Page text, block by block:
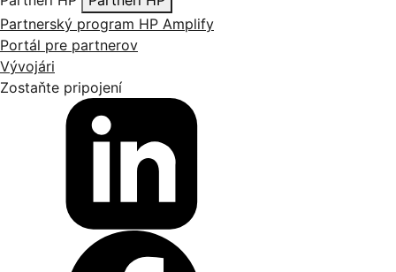
Partnerský program HP Amplify
Portál pre partnerov
Vývojári
Zostaňte pripojení